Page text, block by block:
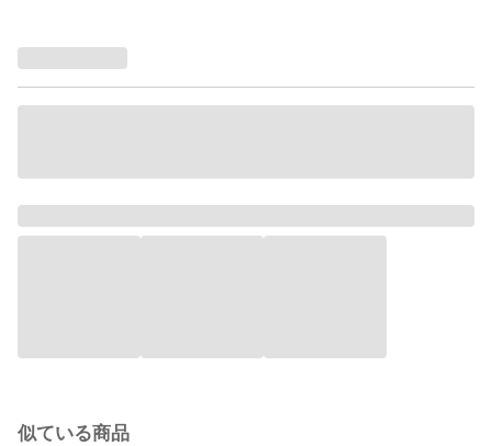
似ている商品